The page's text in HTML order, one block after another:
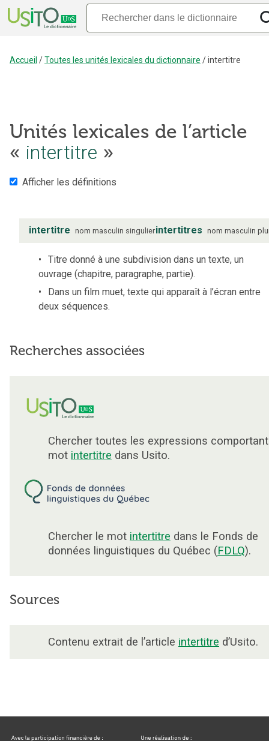
Accueil /Toutes les unités lexicales du dictionnaire /intertitre
Unités lexicales de l’article
« intertitre »
Afficher les définitions
intertitre nom masculin singulierintertitres nom masculin
Titre donné à une subdivision dans un texte, un
ouvrage (chapitre, paragraphe, partie).
Dans un film muet, texte qui apparaît à l’écran entre
deux séquences.
Recherches associées
Chercher toutes les expressions
mot intertitre dans Usito.
Chercher le mot intertitre dans le Fonds de
données linguistiques du Québec (FDLQ).
Sources
Contenu extrait de l’article intertitre d’Usito.